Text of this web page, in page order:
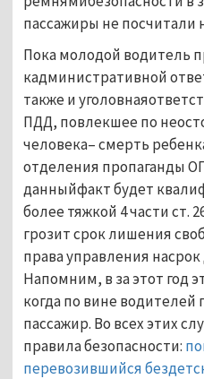
пассажиры не посчитали
Пока молодой водитель
кадминистративной
также и
ПДД, повлекшее по
человека– смерть
отделения пропаганды
данныйфакт будет
более тяжкой 4 части ст.
грозит срок лишения
права управления насрок
Напомним, в за этот год
когда по вине водителей
пассажир. Во всех этих
правила безопасности:
перевозившийся